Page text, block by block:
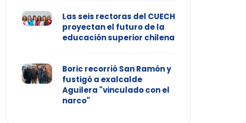
Las seis rectoras del CUECH
proyectan el futuro de la
educación superior chilena
Boric recorrió San Ramón y
fustigó a exalcalde
Aguilera "vinculado con el
narco"